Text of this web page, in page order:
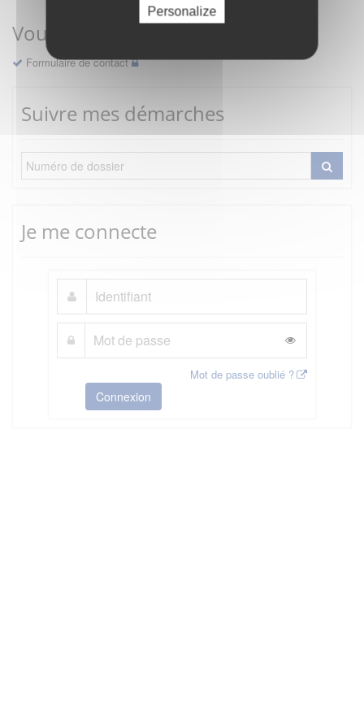
Personalize
Vous avez une question ?
Formulaire de contact
Suivre mes démarches
Je me connecte
Mot de passe oublié ?
Connexion